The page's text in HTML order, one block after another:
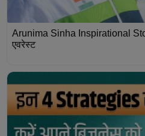
Arunima Sinha Inspirational
एवरेस्ट